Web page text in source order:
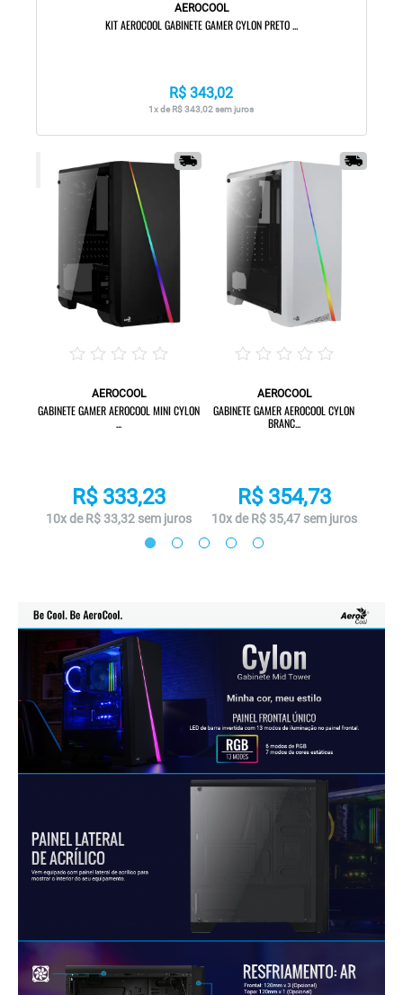
AEROCOOL
KIT AEROCOOL GABINETE GAMER CYLON PRETO ...
R$ 343,02
1x de R$ 343,02 sem juros
AEROCOOL
GABINETE GAMER AEROCOOL MINI CYLON
...
R$ 333,23
10x de R$ 33,32 sem juros
AEROCOOL
GABINETE GAMER AEROCOOL CYLON
BRANC...
R$ 354,73
10x de R$ 35,47 sem juros